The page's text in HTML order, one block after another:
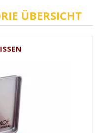
ÜBERSICHT